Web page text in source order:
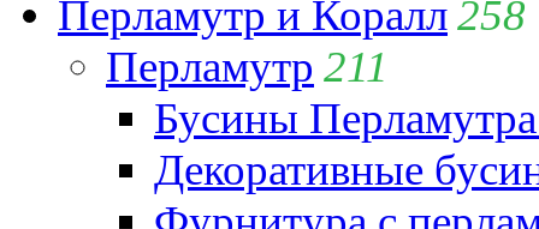
Перламутр и Коралл258
Перламутр 211
Бусины
Декоративные